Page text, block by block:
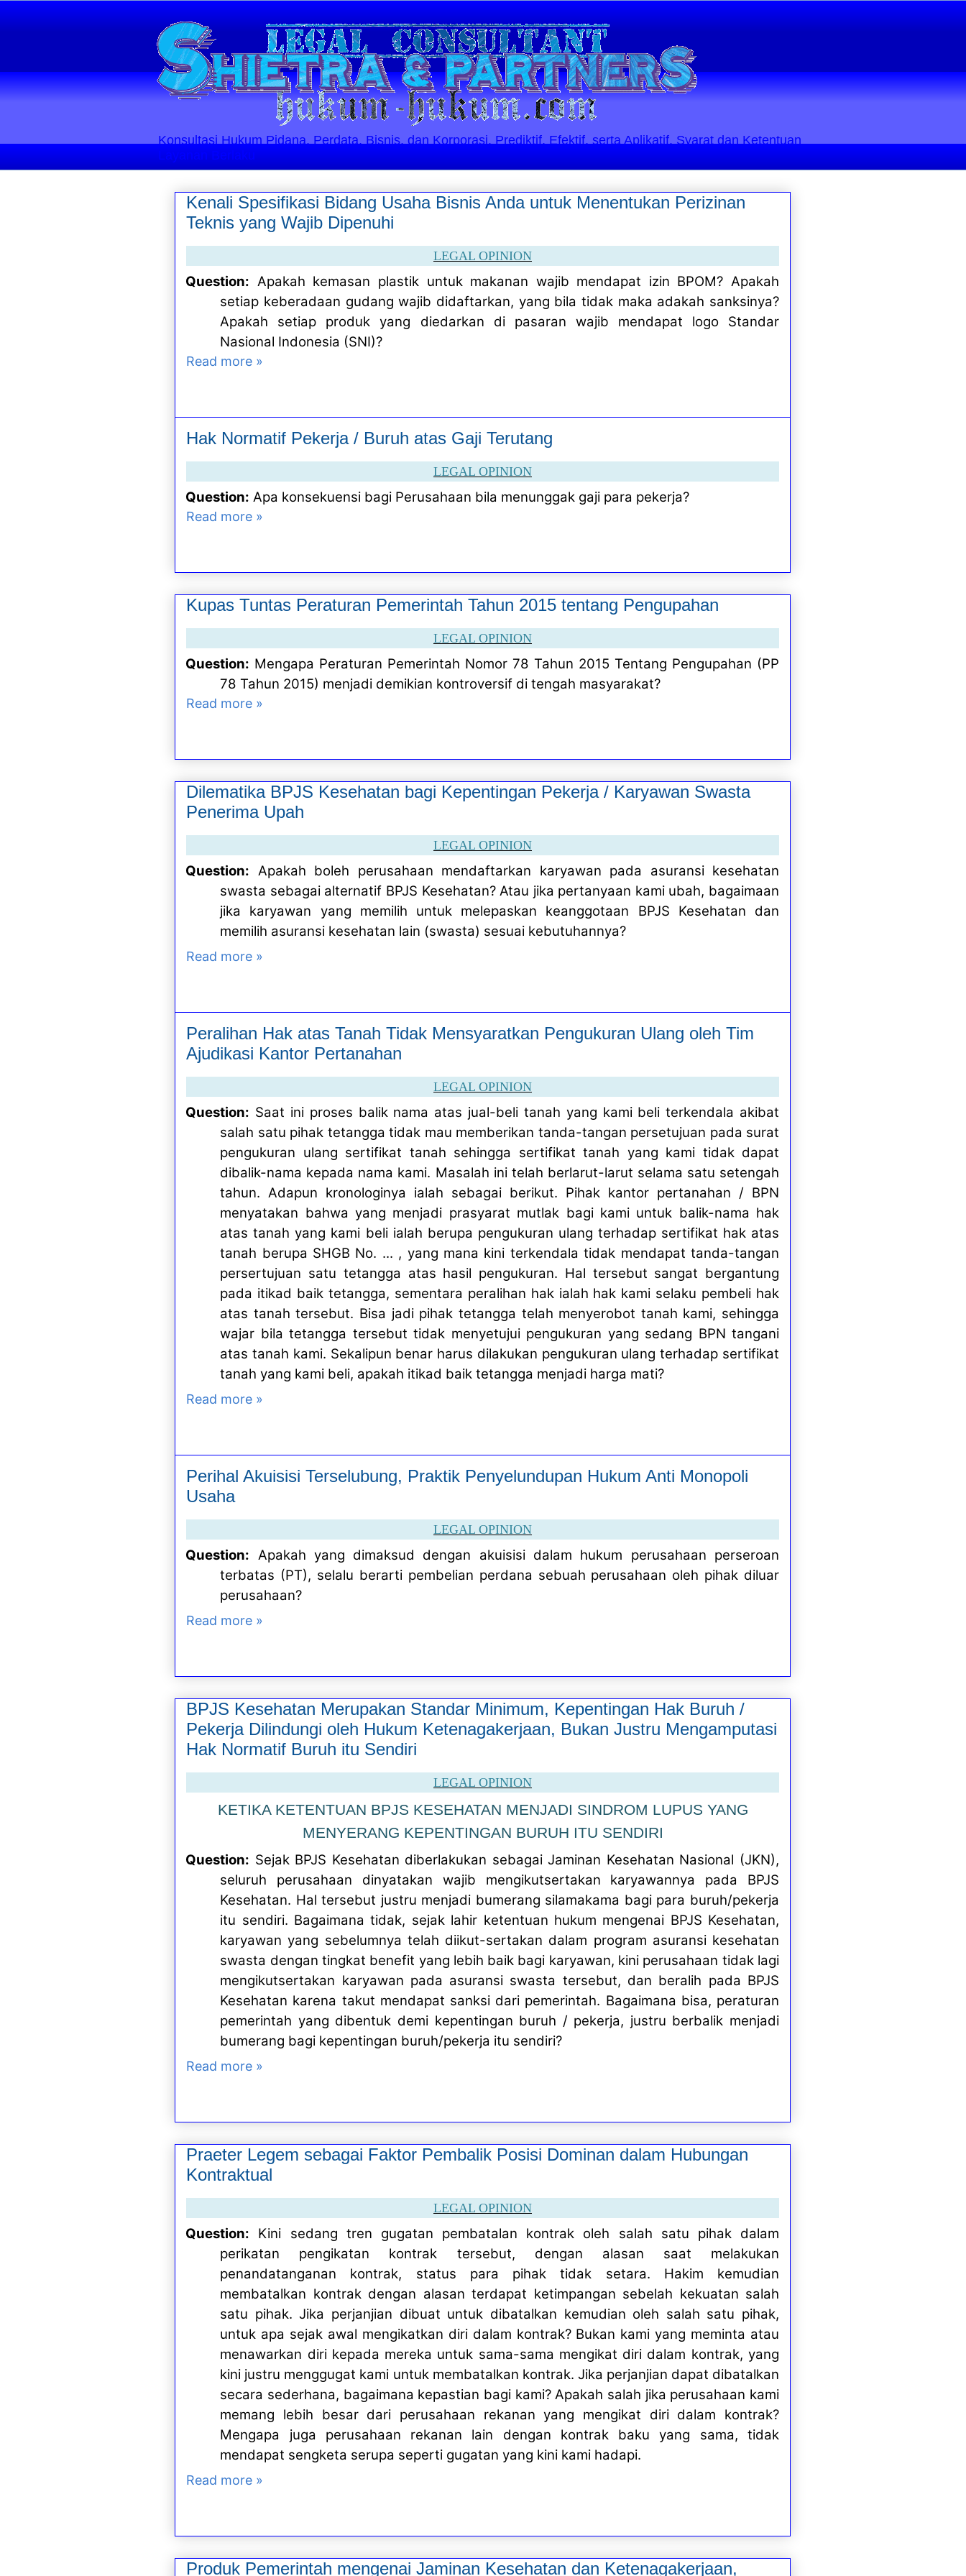
Konsultasi Hukum Pidana, Perdata, Bisnis, dan Korporasi. Prediktif, Efektif, serta Aplikatif. Syarat dan Ketentuan
Layanan Berlaku
Kenali Spesifikasi Bidang Usaha Bisnis Anda untuk Menentukan Perizinan
Teknis yang Wajib Dipenuhi
LEGAL OPINION
Question: Apakah kemasan plastik untuk makanan wajib mendapat izin BPOM? Apakah
setiap keberadaan gudang wajib didaftarkan, yang bila tidak maka adakah sanksinya?
Apakah setiap produk yang diedarkan di pasaran wajib mendapat logo Standar
Nasional Indonesia (SNI)?
Read more »
Hak Normatif Pekerja / Buruh atas Gaji Terutang
LEGAL OPINION
Question: Apa konsekuensi bagi Perusahaan bila menunggak gaji para pekerja?
Read more »
Kupas Tuntas Peraturan Pemerintah Tahun 2015 tentang Pengupahan
LEGAL OPINION
Question: Mengapa Peraturan Pemerintah Nomor 78 Tahun 2015 Tentang Pengupahan (PP
78 Tahun 2015) menjadi demikian kontroversif di tengah masyarakat?
Read more »
Dilematika BPJS Kesehatan bagi Kepentingan Pekerja / Karyawan Swasta
Penerima Upah
LEGAL OPINION
Question: Apakah boleh perusahaan mendaftarkan karyawan pada asuransi kesehatan
swasta sebagai alternatif BPJS Kesehatan? Atau jika pertanyaan kami ubah, bagaimaan
jika karyawan yang memilih untuk melepaskan keanggotaan BPJS Kesehatan dan
memilih asuransi kesehatan lain (swasta) sesuai kebutuhannya?
Read more »
Peralihan Hak atas Tanah Tidak Mensyaratkan Pengukuran Ulang oleh Tim
Ajudikasi Kantor Pertanahan
LEGAL OPINION
Question: Saat ini proses balik nama atas jual-beli tanah yang kami beli terkendala akibat
salah satu pihak tetangga tidak mau memberikan tanda-tangan persetujuan pada surat
pengukuran ulang sertifikat tanah sehingga sertifikat tanah yang kami tidak dapat
dibalik-nama kepada nama kami. Masalah ini telah berlarut-larut selama satu setengah
tahun. Adapun kronologinya ialah sebagai berikut. Pihak kantor pertanahan / BPN
menyatakan bahwa yang menjadi prasyarat mutlak bagi kami untuk balik-nama hak
atas tanah yang kami beli ialah berupa pengukuran ulang terhadap sertifikat hak atas
tanah berupa SHGB No. ... , yang mana kini terkendala tidak mendapat tanda-tangan
persertujuan satu tetangga atas hasil pengukuran. Hal tersebut sangat bergantung
pada itikad baik tetangga, sementara peralihan hak ialah hak kami selaku pembeli hak
atas tanah tersebut. Bisa jadi pihak tetangga telah menyerobot tanah kami, sehingga
wajar bila tetangga tersebut tidak menyetujui pengukuran yang sedang BPN tangani
atas tanah kami. Sekalipun benar harus dilakukan pengukuran ulang terhadap sertifikat
tanah yang kami beli, apakah itikad baik tetangga menjadi harga mati?
Read more »
Perihal Akuisisi Terselubung, Praktik Penyelundupan Hukum Anti Monopoli
Usaha
LEGAL OPINION
Question: Apakah yang dimaksud dengan akuisisi dalam hukum perusahaan perseroan
terbatas (PT), selalu berarti pembelian perdana sebuah perusahaan oleh pihak diluar
perusahaan?
Read more »
BPJS Kesehatan Merupakan Standar Minimum, Kepentingan Hak Buruh /
Pekerja Dilindungi oleh Hukum Ketenagakerjaan, Bukan Justru Mengamputasi
Hak Normatif Buruh itu Sendiri
LEGAL OPINION
KETIKA KETENTUAN BPJS KESEHATAN MENJADI SINDROM LUPUS YANG
MENYERANG KEPENTINGAN BURUH ITU SENDIRI
Question: Sejak BPJS Kesehatan diberlakukan sebagai Jaminan Kesehatan Nasional (JKN),
seluruh perusahaan dinyatakan wajib mengikutsertakan karyawannya pada BPJS
Kesehatan. Hal tersebut justru menjadi bumerang silamakama bagi para buruh/pekerja
itu sendiri. Bagaimana tidak, sejak lahir ketentuan hukum mengenai BPJS Kesehatan,
karyawan yang sebelumnya telah diikut-sertakan dalam program asuransi kesehatan
swasta dengan tingkat benefit yang lebih baik bagi karyawan, kini perusahaan tidak lagi
mengikutsertakan karyawan pada asuransi swasta tersebut, dan beralih pada BPJS
Kesehatan karena takut mendapat sanksi dari pemerintah. Bagaimana bisa, peraturan
pemerintah yang dibentuk demi kepentingan buruh / pekerja, justru berbalik menjadi
bumerang bagi kepentingan buruh/pekerja itu sendiri?
Read more »
Praeter Legem sebagai Faktor Pembalik Posisi Dominan dalam Hubungan
Kontraktual
LEGAL OPINION
Question:
Kini sedang tren gugatan pembatalan kontrak oleh salah satu pihak dalam
perikatan pengikatan kontrak tersebut, dengan alasan saat melakukan
penandatanganan kontrak, status para pihak tidak setara. Hakim kemudian
membatalkan kontrak dengan alasan terdapat ketimpangan sebelah kekuatan salah
satu pihak. Jika perjanjian dibuat untuk dibatalkan kemudian oleh salah satu pihak,
untuk apa sejak awal mengikatkan diri dalam kontrak? Bukan kami yang meminta atau
menawarkan diri kepada mereka untuk sama-sama mengikat diri dalam kontrak, yang
kini justru menggugat kami untuk membatalkan kontrak. Jika perjanjian dapat dibatalkan
secara sederhana, bagaimana kepastian bagi kami? Apakah salah jika perusahaan kami
memang lebih besar dari perusahaan rekanan yang mengikat diri dalam kontrak?
Mengapa juga perusahaan rekanan lain dengan kontrak baku yang sama, tidak
mendapat sengketa serupa seperti gugatan yang kini kami hadapi.
Read more »
Produk Pemerintah mengenai Jaminan Kesehatan dan Ketenagakerjaan,